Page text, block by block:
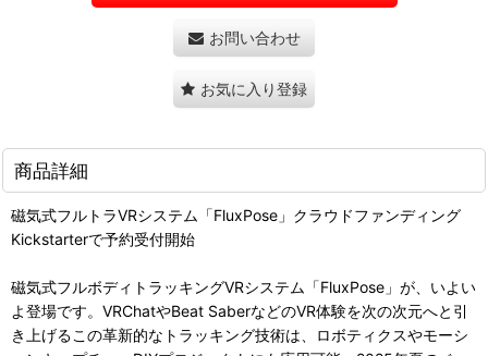
お問い合わせ
お気に入り登録
商品詳細
磁気式フルトラVRシステム「FluxPose」クラウドファンディング
Kickstarterで予約受付開始
磁気式フルボディトラッキングVRシステム「FluxPose」が、いよい
よ登場です。VRChatやBeat SaberなどのVR体験を次の次元へと引
き上げるこの革新的なトラッキング技術は、ロボティクスやモーシ